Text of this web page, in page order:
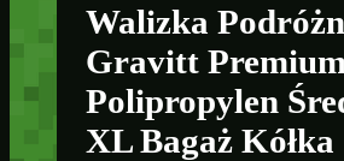
Walizka
Gravitt
Polipropylen
XL Bagaż Kółka